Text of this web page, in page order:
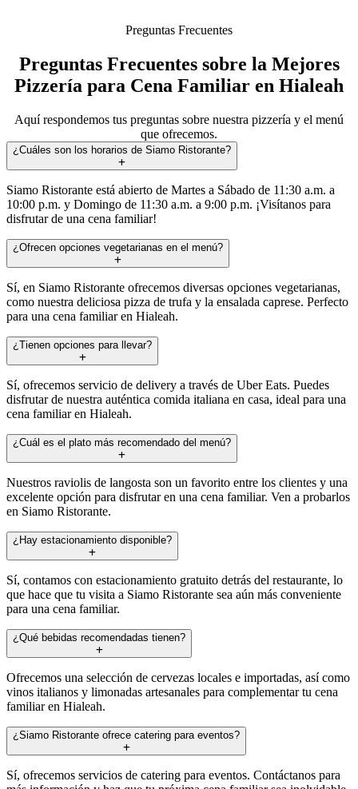
Preguntas Frecuentes
Preguntas Frecuentes sobre la Mejores
Pizzería para Cena Familiar en Hialeah
Aquí respondemos tus preguntas sobre nuestra pizzería y el menú
que ofrecemos.
¿Cuáles son los horarios de Siamo Ristorante?
Siamo Ristorante está abierto de Martes a Sábado de 11:30 a.m. a
10:00 p.m. y Domingo de 11:30 a.m. a 9:00 p.m. ¡Visítanos para
disfrutar de una cena familiar!
¿Ofrecen opciones vegetarianas en el menú?
Sí, en Siamo Ristorante ofrecemos diversas opciones vegetarianas,
como nuestra deliciosa pizza de trufa y la ensalada caprese. Perfecto
para una cena familiar en Hialeah.
¿Tienen opciones para llevar?
Sí, ofrecemos servicio de delivery a través de Uber Eats. Puedes
disfrutar de nuestra auténtica comida italiana en casa, ideal para una
cena familiar en Hialeah.
¿Cuál es el plato más recomendado del menú?
Nuestros raviolis de langosta son un favorito entre los clientes y una
excelente opción para disfrutar en una cena familiar. Ven a probarlos
en Siamo Ristorante.
¿Hay estacionamiento disponible?
Sí, contamos con estacionamiento gratuito detrás del restaurante, lo
que hace que tu visita a Siamo Ristorante sea aún más conveniente
para una cena familiar.
¿Qué bebidas recomendadas tienen?
Ofrecemos una selección de cervezas locales e importadas, así como
vinos italianos y limonadas artesanales para complementar tu cena
familiar en Hialeah.
¿Siamo Ristorante ofrece catering para eventos?
Sí, ofrecemos servicios de catering para eventos. Contáctanos para